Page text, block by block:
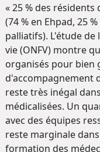
« 25 % des
(74 % en Ehpad, 25
palliatifs). L'étude
vie (ONFV) montre
organisés pour bien
d'accompagnement
reste très inégal
médicalisées. Un
avec des équipes
reste marginale
formation des